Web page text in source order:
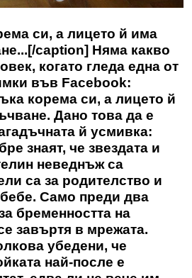
си, а лицето й има
caption] Няма какво
когато гледа една от
във Facebook:
корема си, а лицето й
Дано това да е
й усмивка:
знаят, че звездата и
неведнъж са
са за родителство и
Само преди два
бременността на
завъртя в мрежата.
убедени, че
най-после е